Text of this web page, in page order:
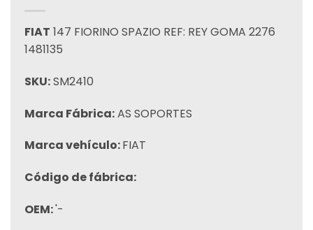
FIAT 147 FIORINO SPAZIO REF: REY GOMA 2276
1481135
SKU:SM2410
Marca Fábrica:AS SOPORTES
Marca vehículo:FIAT
Código de fábrica:
OEM:'-